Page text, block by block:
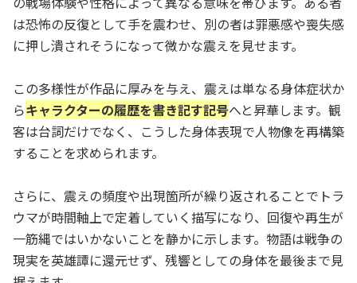
は恐怖の反復として手を震わせ、別の者は罪悪感や喪失感
に押し潰されそうになって微かな震えを見せます。
この多様性が作品に厚みを与え、震えは単なる身体症状か
らキャラクターの履歴を書き記す記号へと昇華します。観
客は台詞だけでなく、こうした身体表現で人物像を再構築
することを求められます。
さらに、震えの頻度や出現箇所が繰り返されることでトラ
ウマが時間軸上で定着していく描写になり、回復や再生が
一筋縄ではいかないことを静かに示します。物語は戦争の
現実を英雄譚に還元せず、残響としての身体を最後まで見